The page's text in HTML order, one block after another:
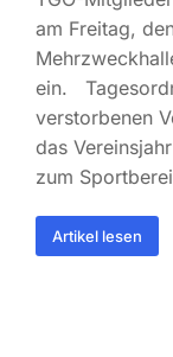
am Freitag,
ein.
verstorbenen
das
zum
Artikel lesen